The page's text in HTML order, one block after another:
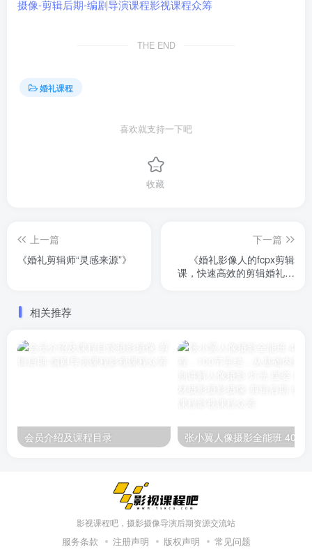
THE END
婚礼课程
喜欢就支持一下吧
收藏
上一篇
《婚礼剪辑师“灵感来源”》
下一篇
《婚礼影像人的fcpx剪辑
课，快速高效的剪辑婚礼视
相关推荐
会员介绍及课程目录
影视课程吧，摄影摄像导演后期资源交流站
服务条款 注册声明 版权声明 常见问题